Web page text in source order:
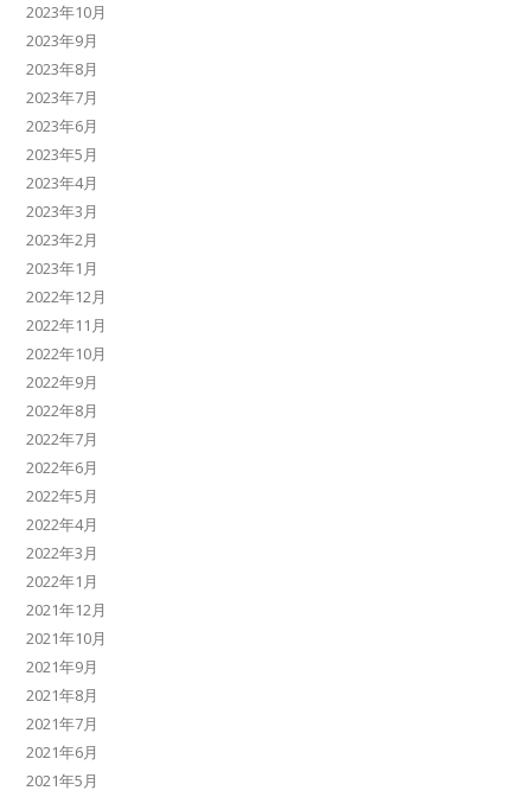
2023年10月
2023年9月
2023年8月
2023年7月
2023年6月
2023年5月
2023年4月
2023年3月
2023年2月
2023年1月
2022年12月
2022年11月
2022年10月
2022年9月
2022年8月
2022年7月
2022年6月
2022年5月
2022年4月
2022年3月
2022年1月
2021年12月
2021年10月
2021年9月
2021年8月
2021年7月
2021年6月
2021年5月